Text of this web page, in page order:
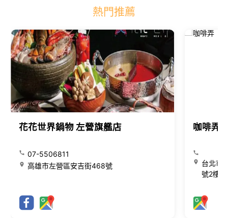
熱門推薦
花花世界鍋物 左營旗艦店
07-5506811
高雄市左營區安吉街468號
咖啡弄
台北市
號2樓